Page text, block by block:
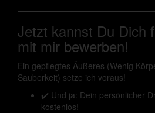
Jetzt kannst Du Dich
mit mir bewerben!
Ein gepflegtes Äußeres (Wenig
Sauberkeit) setze ich voraus!
✔️ Und ja: Dein persönlicher
kostenlos!